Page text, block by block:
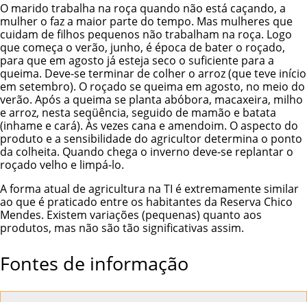
O marido trabalha na roça quando não está caçando, a
mulher o faz a maior parte do tempo. Mas mulheres que
cuidam de filhos pequenos não trabalham na roça. Logo
que começa o verão, junho, é época de bater o roçado,
para que em agosto já esteja seco o suficiente para a
queima. Deve-se terminar de colher o arroz (que teve início
em setembro). O roçado se queima em agosto, no meio do
verão. Após a queima se planta abóbora, macaxeira, milho
e arroz, nesta seqüência, seguido de mamão e batata
(inhame e cará). Às vezes cana e amendoim. O aspecto do
produto e a sensibilidade do agricultor determina o ponto
da colheita. Quando chega o inverno deve-se replantar o
roçado velho e limpá-lo.
A forma atual de agricultura na TI é extremamente similar
ao que é praticado entre os habitantes da Reserva Chico
Mendes. Existem variações (pequenas) quanto aos
produtos, mas não são tão significativas assim.
Fontes de informação